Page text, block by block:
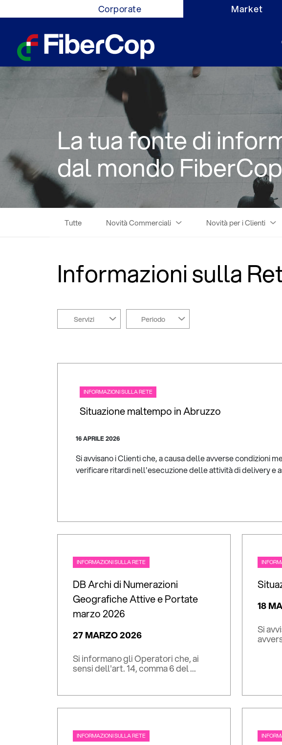
Corporate Market
Home Informazioni sulla Rete
La tua fonte di
dal mondo FiberCop
Tutte Novità Commerciali Novità per i Clienti
Informazioni sulla
Servizi Periodo
INFORMAZIONI SULLA RETE
Situazione maltempo in Abruzzo
16 APRILE 2026
Si avvisano i Clienti che, a causa delle avverse condizioni
verificare ritardi nell'esecuzione delle attività di delivery e
INFORMAZIONI SULLA RETE
DB Archi di Numerazioni
Geografiche Attive e Portate
marzo 2026
27 MARZO 2026
Si informano gli Operatori che, ai
sensi dell'art. 14, comma 6 del ...
18
Si
INFORMAZIONI SULLA RETE